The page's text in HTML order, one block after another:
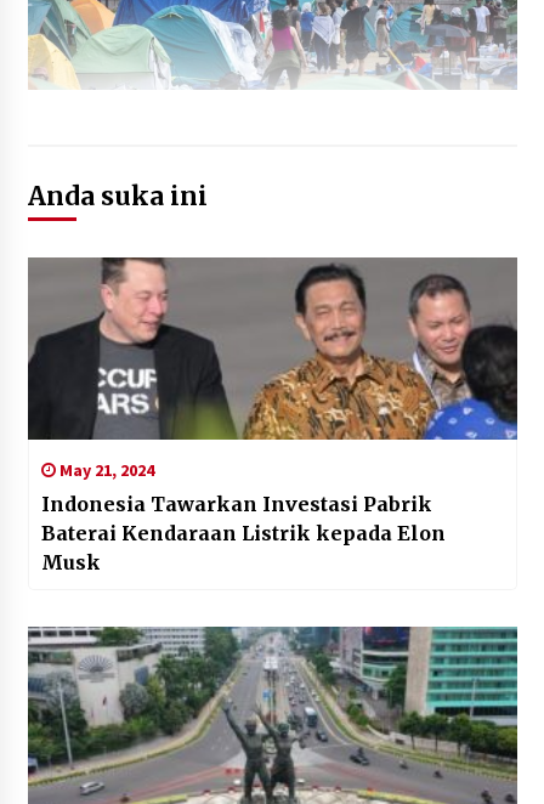
Anda suka ini
May 21, 2024
Indonesia Tawarkan Investasi Pabrik
Baterai Kendaraan Listrik kepada Elon
Musk